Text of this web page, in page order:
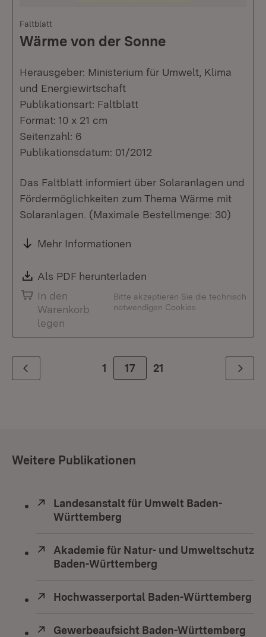
Faltblatt
Wärme von der Sonne
Herausgeber: Ministerium für Umwelt, Klima
und Energiewirtschaft
Publikationsart: Faltblatt
Format: 10 x 21 cm
Seitenzahl: 6
Publikationsdatum: 01/2012
Das Faltblatt informiert über Solaranlagen und
Fördermöglichkeiten zum Thema Wärme mit
Solaranlagen. (Maximale Bestellmenge: 30)
Mehr Informationen
Download:
Als PDF herunterladen
In den
Warenkorb
legen
Bitte akzeptieren Sie die technisch
notwendigen Cookies
Zurück 1 Zur Seite
17 21 Weiter
Weitere Publikationen
Extern:
Landesanstalt für Umwelt Baden-
Württemberg
Extern:
Akademie für Natur- und Umweltschutz
Baden-Württemberg
Extern:
Hochwasserportal Baden-Württemberg
Extern:
Gewerbeaufsicht Baden-Württemberg